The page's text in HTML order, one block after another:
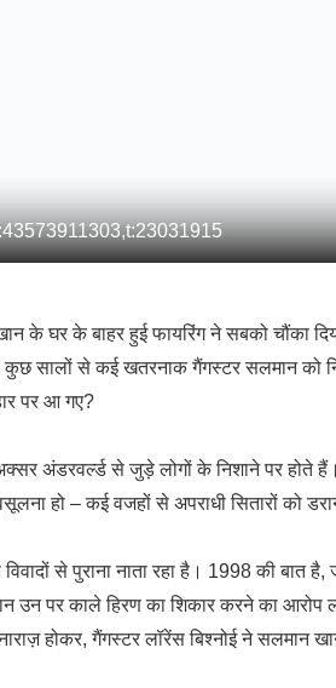
के घर के बाहर हुई फायरिंग ने सबको चौंका
कुछ सालों से कई खतरनाक गैंगस्टर सलमान को
पर आ गए?
अंडरवर्ल्ड से जुड़े लोगों के निशाने पर होते
हो – कई वजहों से अपराधी सितारों को
से पुराना नाता रहा है। 1998 की बात
उन पर काले हिरण का शिकार करने का आरोप
होकर, गैंगस्टर लॉरेंस बिश्नोई ने सलमान